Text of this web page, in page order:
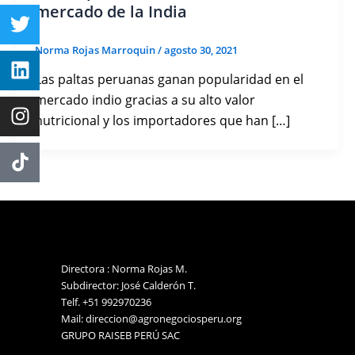
mercado de la India
Norma Rojas Marroquin/agosto 30, 2021
Las paltas peruanas ganan popularidad en el
mercado indio gracias a su alto valor
nutricional y los importadores que han […]
Directora : Norma Rojas M.
Subdirector: José Calderón T.
Telf. +51 992970236
Mail: direccion@agronegociosperu.org
GRUPO RAISEB PERÚ SAC